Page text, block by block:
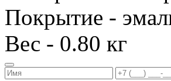
Покрытие -
Вес - 0.80 кг